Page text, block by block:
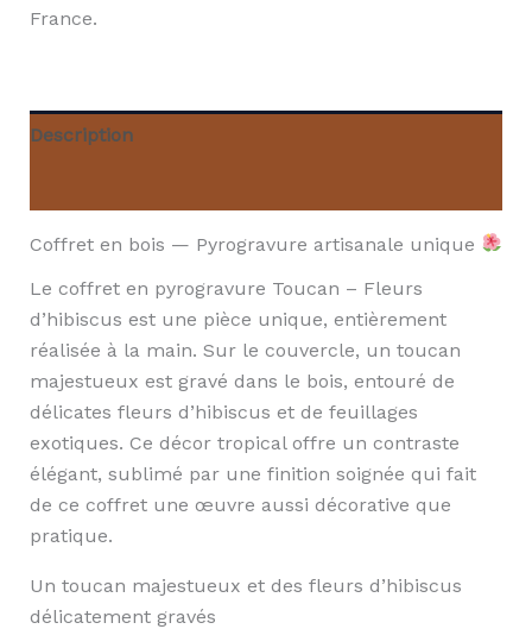
France.
Description
Coffret en bois — Pyrogravure artisanale unique
Le coffret en pyrogravure Toucan – Fleurs
d’hibiscus est une pièce unique, entièrement
réalisée à la main. Sur le couvercle, un toucan
majestueux est gravé dans le bois, entouré de
délicates fleurs d’hibiscus et de feuillages
exotiques. Ce décor tropical offre un contraste
élégant, sublimé par une finition soignée qui fait
de ce coffret une œuvre aussi décorative que
pratique.
Un toucan majestueux et des fleurs d’hibiscus
délicatement gravés